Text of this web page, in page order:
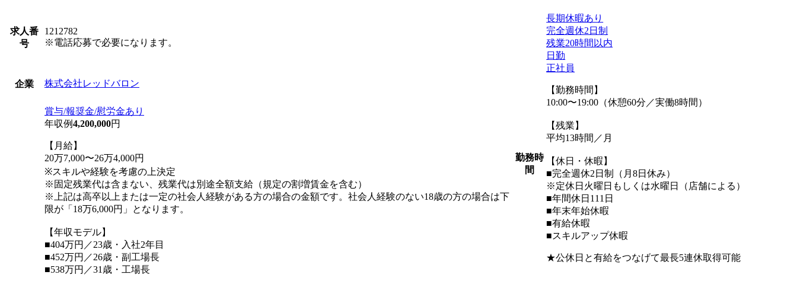
求人番
号
1212782
※電話応募で必要になります。
企業 株式会社レッドバロン
賞与/報奨金/慰労金あり
年収例4,200,000円
【月給】
20万7,000〜26万4,000円
※スキルや経験を考慮の上決定
※固定残業代は含まない、残業代は別途全額支給（規定の割増賃金を含む）
※上記は高卒以上または一定の社会人経験がある方の場合の金額です。社会人経験のない18歳の方の場合は下
限が「18万6,000円」となります。
【年収モデル】
■404万円／23歳・入社2年目
■452万円／26歳・副工場長
■538万円／31歳・工場長
勤務時
間
長期休暇あり
完全週休2日制
残業20時間以内
日勤
正社員
【勤務時間】
10:00〜19:00（休憩60分／実働8時間）
【残業】
平均13時間／月
【休日・休暇】
■完全週休2日制（月8日休み）
※定休日火曜日もしくは水曜日（店舗による）
■年間休日111日
■年末年始休暇
■有給休暇
■スキルアップ休暇
★公休日と有給をつなげて最長5連休取得可能